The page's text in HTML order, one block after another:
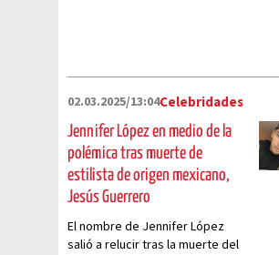
02.03.2025/13:04Celebridades
Jennifer López en medio de la
polémica tras muerte de
estilista de origen mexicano,
Jesús Guerrero
El nombre de Jennifer López
salió a relucir tras la muerte del